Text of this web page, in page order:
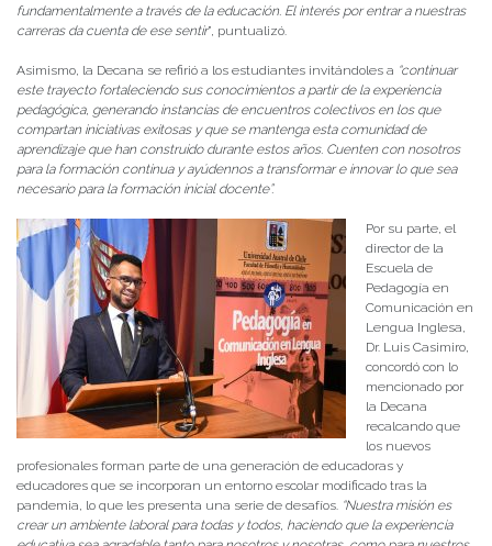
fundamentalmente a través de la educación. El interés por entrar a nuestras
carreras da cuenta de ese sentir”, puntualizó.
Asimismo, la Decana se refirió a los estudiantes invitándoles a “continuar
este trayecto fortaleciendo sus conocimientos a partir de la experiencia
pedagógica, generando instancias de encuentros colectivos en los que
compartan iniciativas exitosas y que se mantenga esta comunidad de
aprendizaje que han construido durante estos años. Cuenten con nosotros
para la formación continua y ayúdennos a transformar e innovar lo que sea
necesario para la formación inicial docente”.
Por su parte, el
director de la
Escuela de
Pedagogía en
Comunicación en
Lengua Inglesa,
Dr. Luis Casimiro,
concordó con lo
mencionado por
la Decana
recalcando que
los nuevos
profesionales forman parte de una generación de educadoras y
educadores que se incorporan un entorno escolar modificado tras la
pandemia, lo que les presenta una serie de desafíos. “Nuestra misión es
crear un ambiente laboral para todas y todos, haciendo que la experiencia